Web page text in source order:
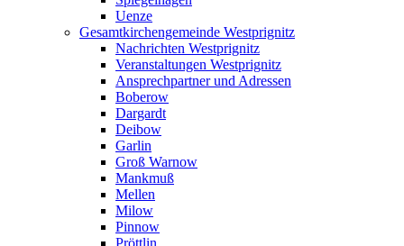
Uenze
Gesamtkirchengemeinde Westprignitz
Nachrichten Westprignitz
Veranstaltungen Westprignitz
Ansprechpartner und Adressen
Boberow
Dargardt
Deibow
Garlin
Groß Warnow
Mankmuß
Mellen
Milow
Pinnow
Pröttlin